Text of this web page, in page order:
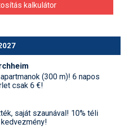
kalkulátor
(300 m)! 6 napos
csak 6 €!
saját szaunával! 10% téli